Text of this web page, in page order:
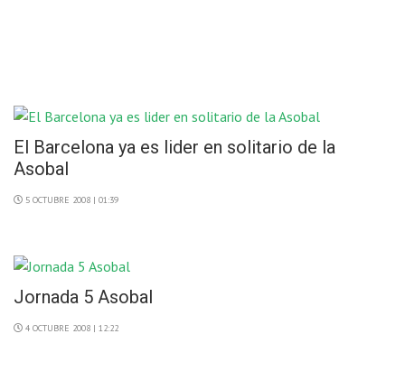
El Barcelona ya es lider en solitario de la
Asobal
5 OCTUBRE 2008 | 01:39
Jornada 5 Asobal
4 OCTUBRE 2008 | 12:22